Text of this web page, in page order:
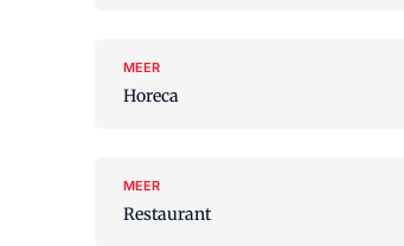
MEER
Horeca
MEER
Restaurant